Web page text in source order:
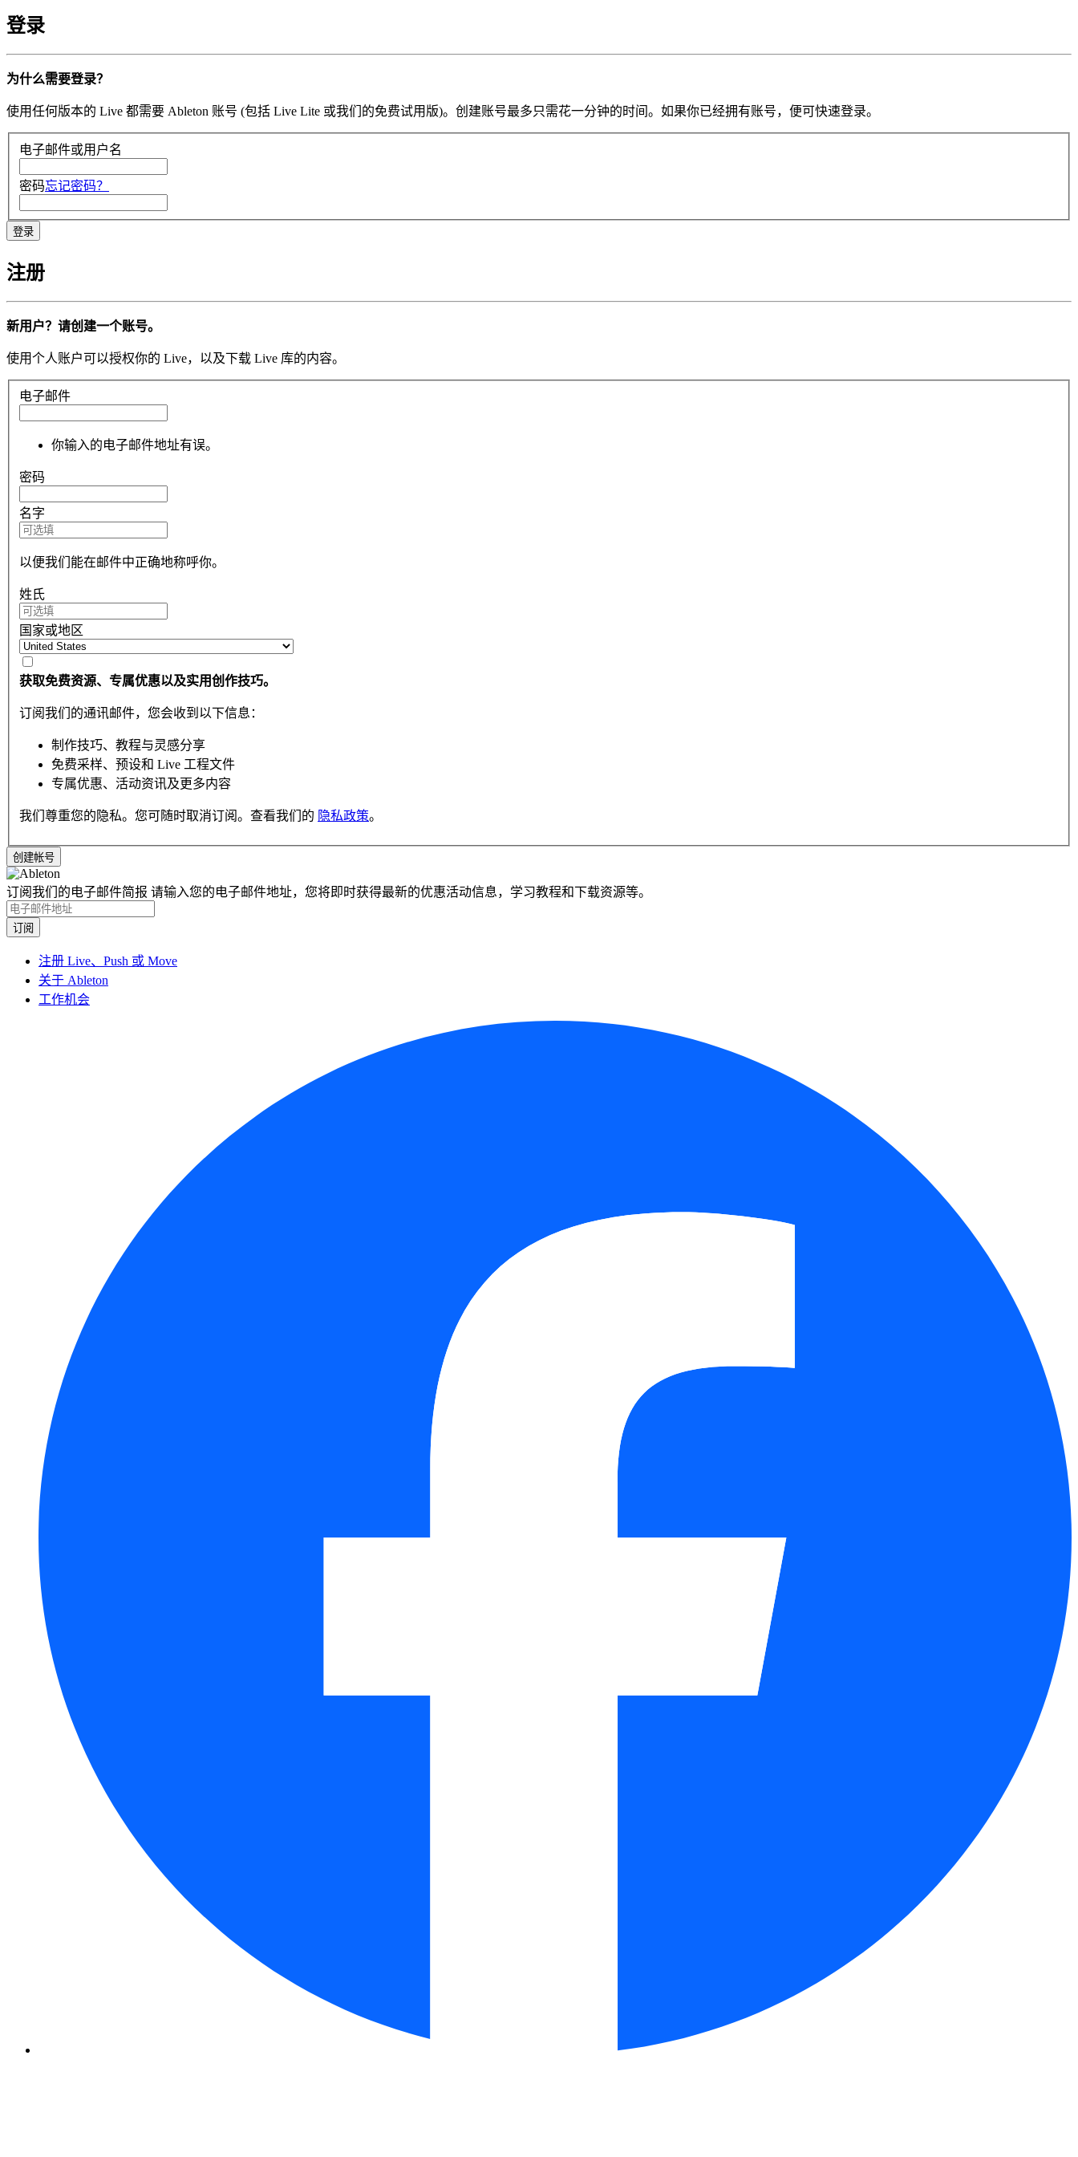
登录
为什么需要登录？
使用任何版本的 Live 都需要 Ableton 账号 (包括 Live Lite 或我们的免费试用版)。创建账号最多只需花一分钟的时间。如果你已经拥有账号，便可快速登录。
电子邮件或用户名
密码忘记密码？
注册
新用户？请创建一个账号。
使用个人账户可以授权你的 Live，以及下载 Live 库的内容。
电子邮件
你输入的电子邮件地址有误。
密码
名字
以便我们能在邮件中正确地称呼你。
姓氏
国家或地区
获取免费资源、专属优惠以及实用创作技巧。
订阅我们的通讯邮件，您会收到以下信息：
制作技巧、教程与灵感分享
免费采样、预设和 Live 工程文件
专属优惠、活动资讯及更多内容
我们尊重您的隐私。您可随时取消订阅。查看我们的 隐私政策。
订阅我们的电子邮件简报 请输入您的电子邮件地址，您将即时获得最新的优惠活动信息，学习教程和下载资源等。
注册 Live、Push 或 Move
关于 Ableton
工作机会